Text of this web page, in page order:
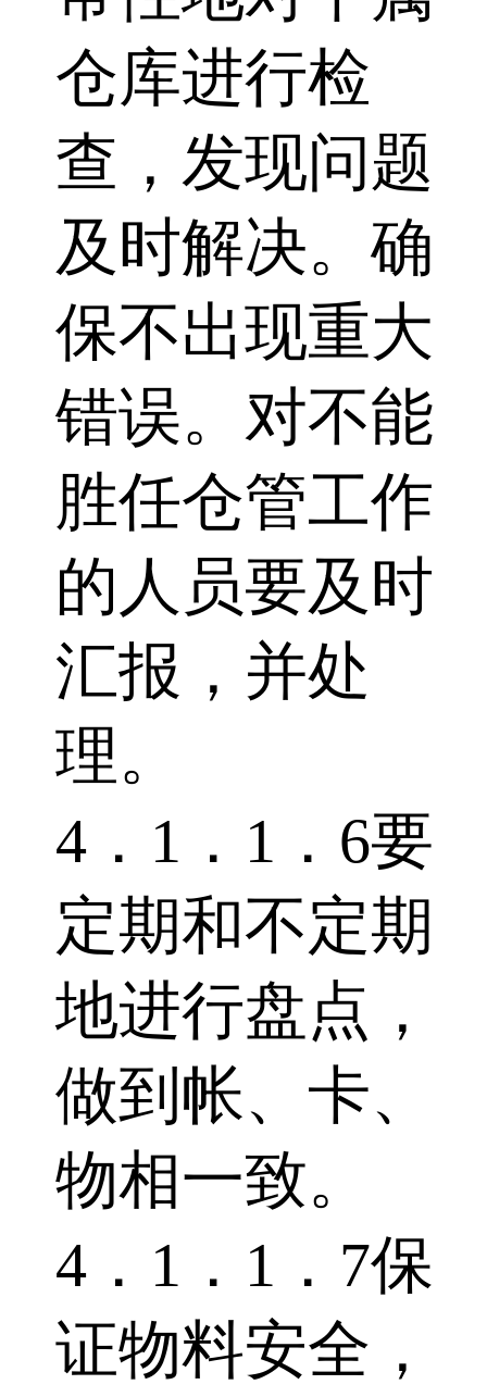
仓库进行检
查，发现问题
及时解决。确
保不出现重大
错误。对不能
胜任仓管工作
的人员要及时
汇报，并处
理。
4．1．1．6要
定期和不定期
地进行盘点，
做到帐、卡、
物相一致。
4．1．1．7保
证物料安全，